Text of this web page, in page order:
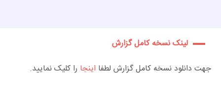
لینک نسخه کامل گزارش
جهت دانلود نسخه کامل گزارش لطفا اینجا را کلیک نمایید.